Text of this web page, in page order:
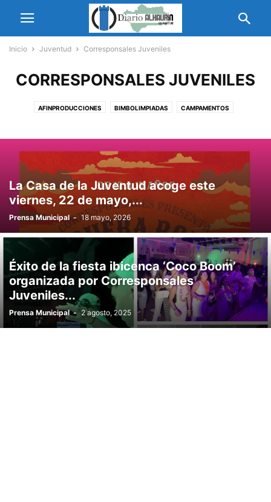
Inicio Juventud Corresponsales Juveniles
CORRESPONSALES JUVENILES
AFINPRODUCCIONES BIMBOLIMPIADAS CAMPAMENTOS
HALLYU FEST K-POP HISPANIA WARGAMES IAJ NIKELAO
SALÓN DEL VIDEOJUEGO SONÁMBULOS
La Casa de la Juventud acoge este
viernes, 22 de mayo,...
Prensa Municipal - 18 mayo, 2026
Éxito de la fiesta ibicenca ‘Coco Boom’
organizada por Corresponsales
Juveniles...
Prensa Municipal - 2 agosto, 2025